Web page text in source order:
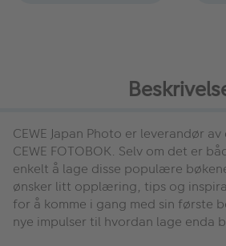
CEWE Japan Photo er leverandør
CEWE FOTOBOK. Selv om det er
enkelt å lage disse populære
ønsker litt opplæring, tips og
for å komme i gang med sin første
nye impulser til hvordan lage enda